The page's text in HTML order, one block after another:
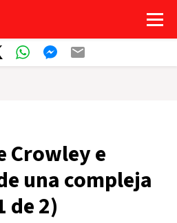
Crowley e
una compleja
de 2)